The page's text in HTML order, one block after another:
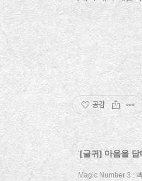
공감
' [글귀] 마음을 담
Magic Number 3 :